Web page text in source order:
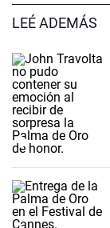
LEÉ ADEMÁS